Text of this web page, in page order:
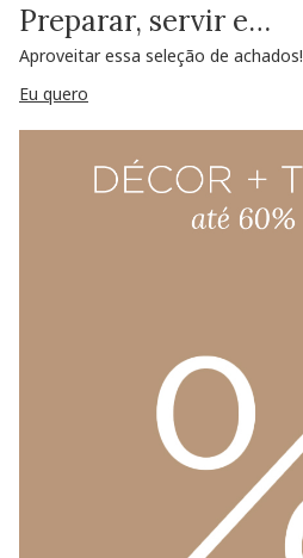
Preparar, servir e…
Aproveitar essa seleção de achados!
Eu quero